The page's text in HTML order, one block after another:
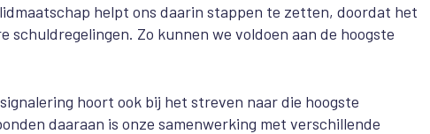
helpt ons daarin stappen te zetten, doordat het
Zo kunnen we voldoen aan de hoogste
hoort ook bij het streven naar die hoogste
daaraan is onze samenwerking met verschillende